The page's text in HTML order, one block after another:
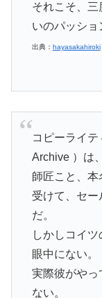
それこそ、三
いのパッショ
出典： hayasakahiroki
コピーライ
Archive ）は
師匠こと、
受けて、セ
だ。
しかしコイ
眼中にない。
実際彼がやっ
ない。